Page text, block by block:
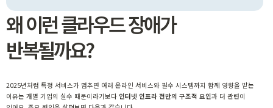
왜 이런 클라우드 장애가
반복될까요?
2025년처럼 특정 서비스가 멈추면 여러 온라인 서비스와 필수 시스템까지 함께 영향을 받는
이유는 개별 기업의 실수 때문이라기보다 인터넷 인프라 전반의 구조적 요인과 더 관련이